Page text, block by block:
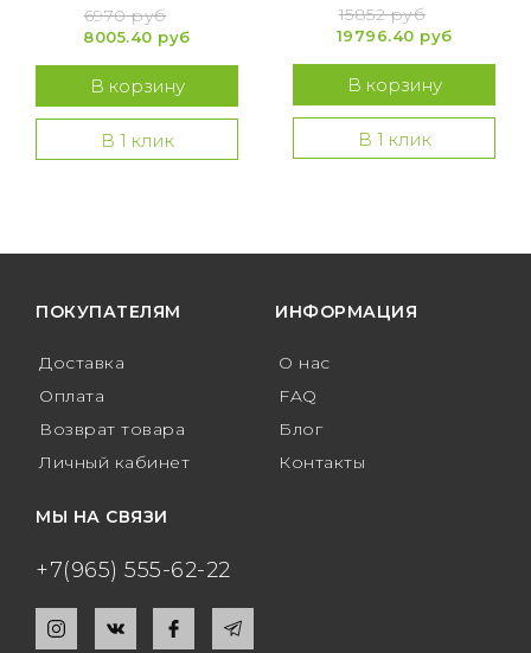
6970 руб
8005.40 руб
В корзину
В 1 клик
15852 руб
19796.40 руб
В корзину
В 1 клик
ПОКУПАТЕЛЯМ
Доставка
Оплата
Возврат товара
Личный кабинет
ИНФОРМАЦИЯ
О нас
FAQ
Блог
Контакты
МЫ НА СВЯЗИ
+7(965) 555-62-22